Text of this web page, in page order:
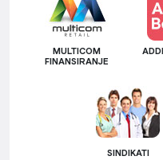
MULTICOM
FINANSIRANJE
SINDIKATI